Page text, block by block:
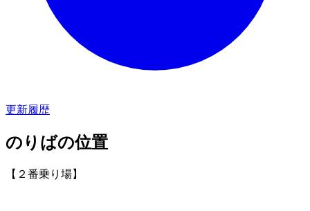
更新履歴
のりばの位置
【２番乗り場】